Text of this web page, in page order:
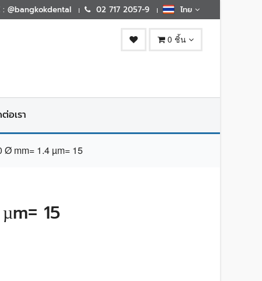
: @bangkokdental 02 717 2057-9 ไทย
0 ชิ้น
อเรา
Ø mm= 1.4 µm= 15
15